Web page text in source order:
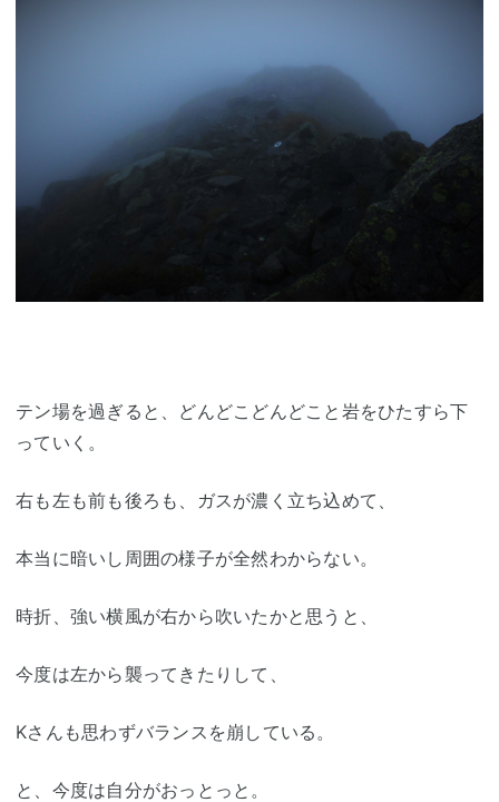
テン場を過ぎると、どんどこどんどこと岩をひたすら下
っていく。
右も左も前も後ろも、ガスが濃く立ち込めて、
本当に暗いし周囲の様子が全然わからない。
時折、強い横風が右から吹いたかと思うと、
今度は左から襲ってきたりして、
Kさんも思わずバランスを崩している。
と、今度は自分がおっとっと。